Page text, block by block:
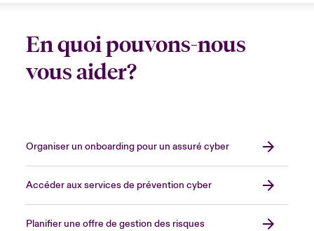
En quoi pouvons-nous
vous aider?
Organiser un onboarding pour un assuré cyber
Accéder aux services de prévention cyber
Planifier une offre de gestion des risques